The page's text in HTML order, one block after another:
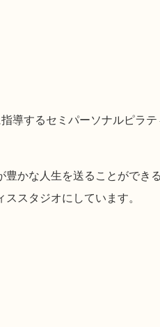
導するセミパーソナルピラ
かな人生を送ることができる
スタジオにしています。